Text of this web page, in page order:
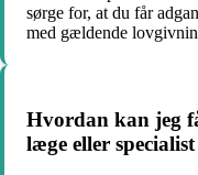
sørge for, at du får
med gældende
Hvordan kan jeg
læge eller